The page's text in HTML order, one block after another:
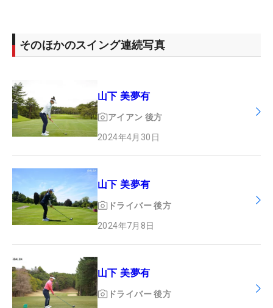
そのほかのスイング連続写真
山下 美夢有
アイアン 後方
2024年4月30日
山下 美夢有
ドライバー 後方
2024年7月8日
山下 美夢有
ドライバー 後方